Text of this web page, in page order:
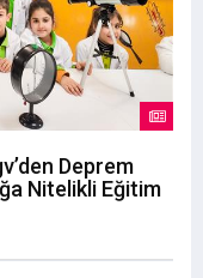
Deprem
Nitelikli Eğitim